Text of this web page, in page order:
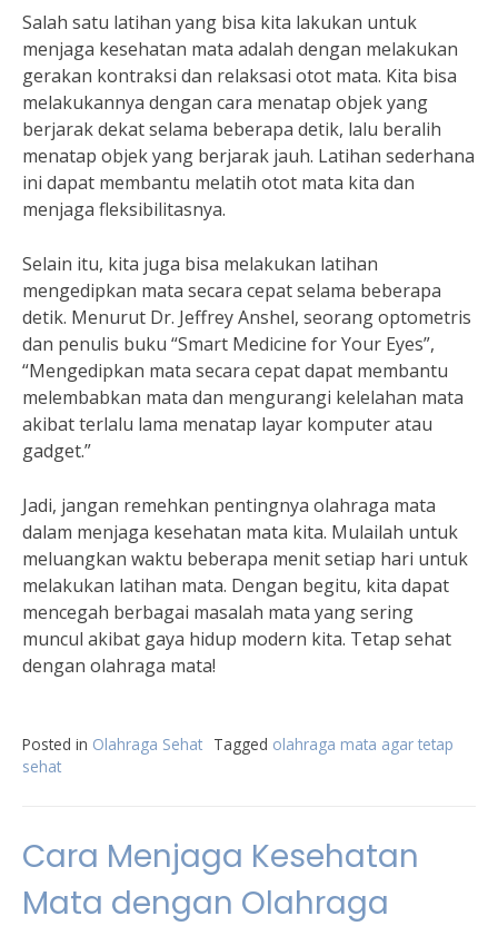
Salah satu latihan yang bisa kita lakukan untuk
menjaga kesehatan mata adalah dengan melakukan
gerakan kontraksi dan relaksasi otot mata. Kita bisa
melakukannya dengan cara menatap objek yang
berjarak dekat selama beberapa detik, lalu beralih
menatap objek yang berjarak jauh. Latihan sederhana
ini dapat membantu melatih otot mata kita dan
menjaga fleksibilitasnya.
Selain itu, kita juga bisa melakukan latihan
mengedipkan mata secara cepat selama beberapa
detik. Menurut Dr. Jeffrey Anshel, seorang optometris
dan penulis buku “Smart Medicine for Your Eyes”,
“Mengedipkan mata secara cepat dapat membantu
melembabkan mata dan mengurangi kelelahan mata
akibat terlalu lama menatap layar komputer atau
gadget.”
Jadi, jangan remehkan pentingnya olahraga mata
dalam menjaga kesehatan mata kita. Mulailah untuk
meluangkan waktu beberapa menit setiap hari untuk
melakukan latihan mata. Dengan begitu, kita dapat
mencegah berbagai masalah mata yang sering
muncul akibat gaya hidup modern kita. Tetap sehat
dengan olahraga mata!
Posted in Olahraga Sehat Tagged olahraga mata agar tetap
sehat
Cara Menjaga Kesehatan
Mata dengan Olahraga